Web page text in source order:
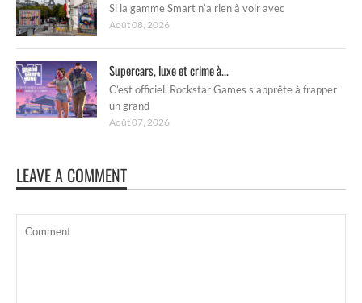
Si la gamme Smart n’a rien à voir avec
Août 08, 2026
Supercars, luxe et crime à...
C’est officiel, Rockstar Games s’apprête à frapper
un grand
Août 07, 2026
LEAVE A COMMENT